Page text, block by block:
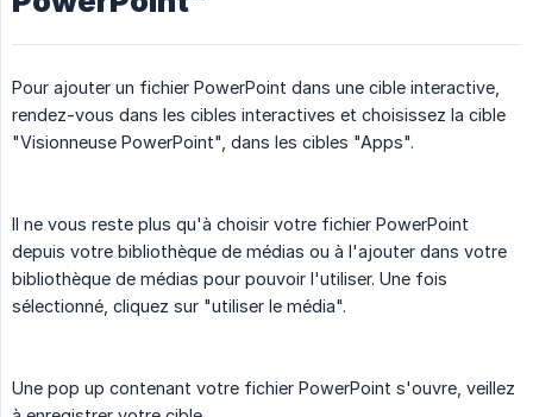
Pour ajouter un fichier PowerPoint dans une cible interactive,
rendez-vous dans les cibles interactives et choisissez la cible
"Visionneuse PowerPoint", dans les cibles "Apps".
Il ne vous reste plus qu'à choisir votre fichier PowerPoint
depuis votre bibliothèque de médias ou à l'ajouter dans votre
bibliothèque de médias pour pouvoir l'utiliser. Une fois
sélectionné, cliquez sur "utiliser le média".
Une pop up contenant votre fichier PowerPoint s'ouvre, veillez